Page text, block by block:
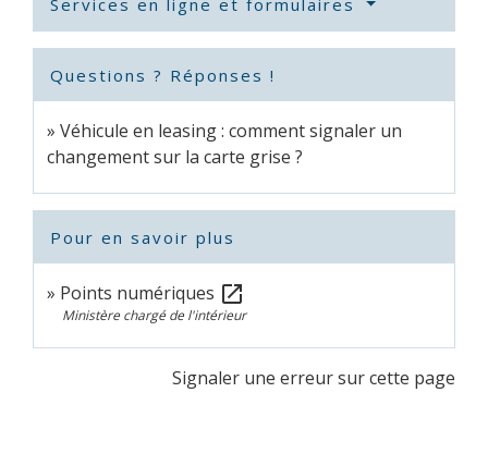
Questions ? Réponses !
Véhicule en leasing : comment signaler un
changement sur la carte grise ?
Pour en savoir plus
Points numériques open_in_new
Ministère chargé de l'intérieur
Signaler une erreur sur cette page